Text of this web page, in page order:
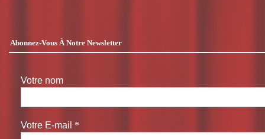
Abonnez-Vous À Notre Newsletter
Votre nom
Votre E-mail *